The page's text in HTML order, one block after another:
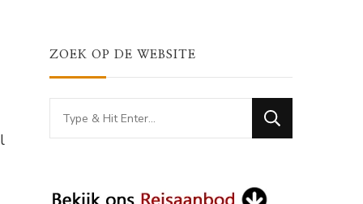
ZOEK OP DE WEBSITE
Looking
for